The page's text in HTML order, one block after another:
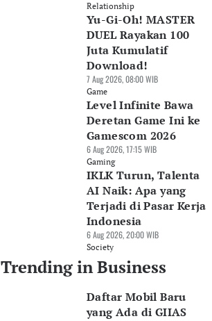
Relationship
Yu-Gi-Oh! MASTER
DUEL Rayakan 100
Juta Kumulatif
Download!
7 Aug 2026, 08:00 WIB
Game
Level Infinite Bawa
Deretan Game Ini ke
Gamescom 2026
6 Aug 2026, 17:15 WIB
Gaming
IKLK Turun, Talenta
AI Naik: Apa yang
Terjadi di Pasar Kerja
Indonesia
6 Aug 2026, 20:00 WIB
Society
Trending in Business
Daftar Mobil Baru
yang Ada di GIIAS